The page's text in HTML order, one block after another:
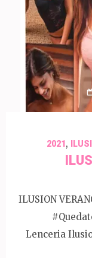
2021,
ILUSION
Lenceria